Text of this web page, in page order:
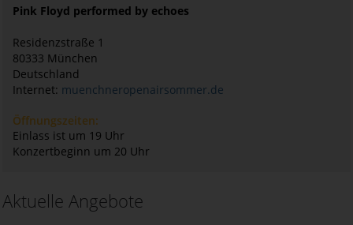
Pink Floyd performed by echoes
Residenzstraße 1
80333 München
Deutschland
Internet: muenchneropenairsommer.de
Öffnungszeiten:
Einlass ist um 19 Uhr
Konzertbeginn um 20 Uhr
Aktuelle Angebote